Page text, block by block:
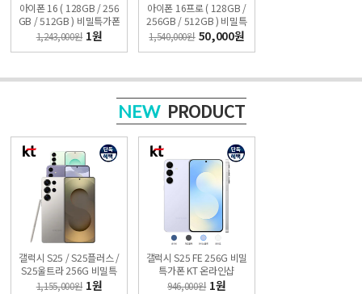
아이폰 16 ( 128GB / 256
GB / 512GB ) 비밀특가폰
KT 온라인샵
1,243,000원 1원
아이폰 16프로 ( 128GB /
256GB / 512GB ) 비밀특
가폰 KT 온라인샵
1,540,000원 50,000원
NEW PRODUCT
갤럭시 S25 / S25플러스 /
S25울트라 256G 비밀특
가폰 KT 온라인샵
1,155,000원 1원
갤럭시 S25 FE 256G 비밀
특가폰 KT 온라인샵
946,000원 1원